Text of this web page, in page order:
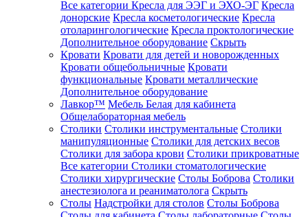
Все категории Кресла для ЭЭГ и ЭХО-ЭГ Кресла
донорские Кресла косметологические Кресла
отоларингологические Кресла проктологические
Дополнительное оборудование Скрыть
Кровати Кровати для детей и новорожденных
Кровати общебольничные Кровати
функциональные Кровати металлические
Дополнительное оборудование
Лавкор™ Мебель Белая для кабинета
Общелабораторная мебель
Столики Столики инструментальные Столики
манипуляционные Столики для детских весов
Столики для забора крови Столики прикроватные
Все категории Столики стоматологические
Столики хирургические Столы Боброва Столики
анестезиолога и реаниматолога Скрыть
Столы Надстройки для столов Столы Боброва